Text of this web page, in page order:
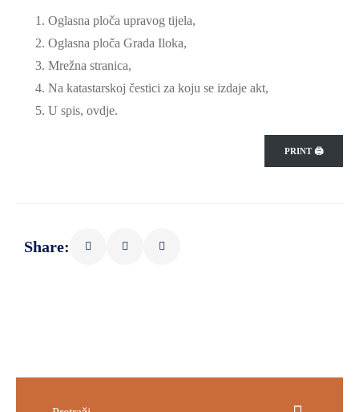
Oglasna ploča upravog tijela,
Oglasna ploča Grada Iloka,
Mrežna stranica,
Na katastarskoj čestici za koju se izdaje akt,
U spis, ovdje.
PRINT 🖨
Share: